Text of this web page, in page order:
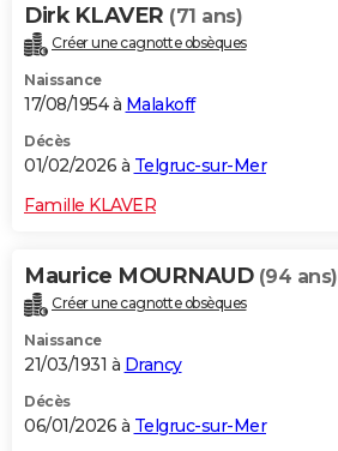
Dictionnaire
Biographies
Citations
Expressions
Proverbes
PROGRAMME TV
COPAINS D'AVANT
S'inscrire
Se connecter
Lycées
Collèges
Primaires
Universités
Entreprises
Service militaire
Avis de recherche
AVIS DE DÉCÈS
Dirk KLAVER (71 ans)
Créer une cagnotte obsèques
Naissance
17/08/1954 à Malakoff
Décès
01/02/2026 à Telgruc-sur-Mer
Famille KLAVER
Maurice MOURNAUD (94 ans)
Créer une cagnotte obsèques
Naissance
21/03/1931 à Drancy
Décès
06/01/2026 à Telgruc-sur-Mer